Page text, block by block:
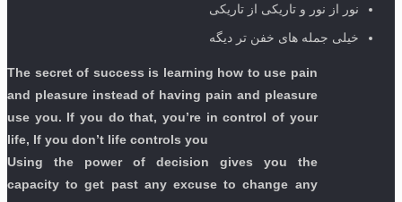
نور از نور و تاریکی از تاریکی
خیلی جمله های خفن تر دیگه
The secret of success is learning how to use pain
and pleasure instead of having pain and pleasure
use you. If you do that, you’re in control of your
life, If you don’t life controls you
Using the power of decision gives you the
capacity to get past any excuse to change any